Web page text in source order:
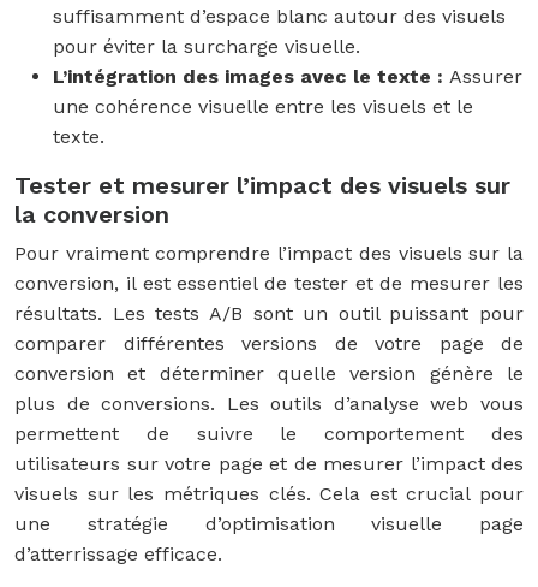
suffisamment d’espace blanc autour des visuels
pour éviter la surcharge visuelle.
L’intégration des images avec le texte : Assurer
une cohérence visuelle entre les visuels et le
texte.
Tester et mesurer l’impact des visuels sur
la conversion
Pour vraiment comprendre l’impact des visuels sur la
conversion, il est essentiel de tester et de mesurer les
résultats. Les tests A/B sont un outil puissant pour
comparer différentes versions de votre page de
conversion et déterminer quelle version génère le
plus de conversions. Les outils d’analyse web vous
permettent de suivre le comportement des
utilisateurs sur votre page et de mesurer l’impact des
visuels sur les métriques clés. Cela est crucial pour
une stratégie d’optimisation visuelle page
d’atterrissage efficace.